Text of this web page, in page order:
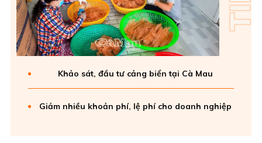
Khảo sát, đầu tư cảng biển tại Cà Mau
Giảm nhiều khoản phí, lệ phí cho doanh nghiệp